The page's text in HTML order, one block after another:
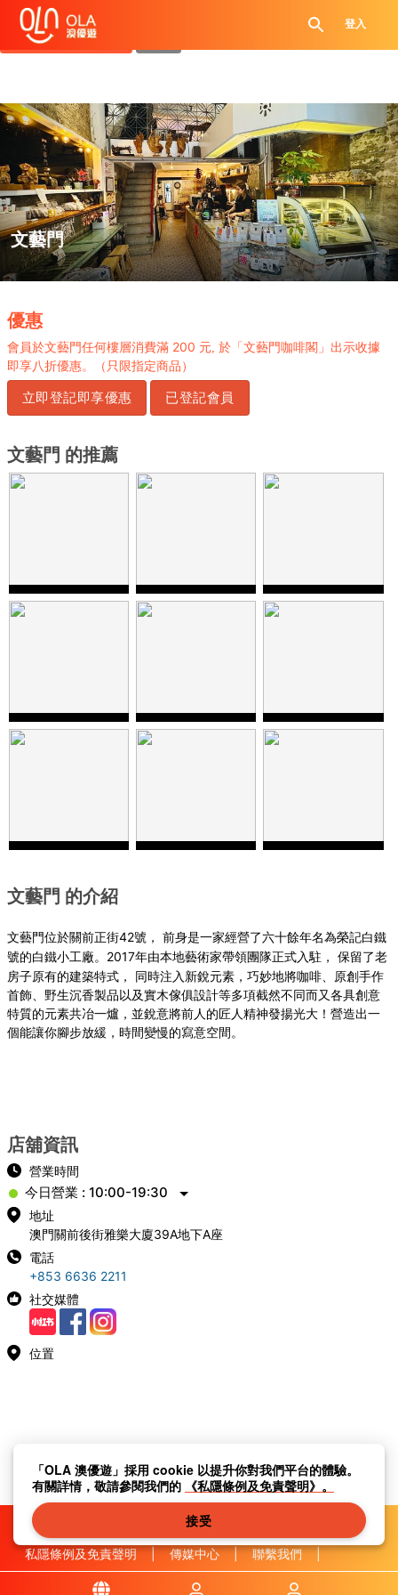
登入
領取每日優惠券
查看`我的優惠記錄`
文藝門
.
優惠
會員於文藝門任何樓層消費滿 200 元, 於「文藝門咖啡閣」出示收據
即享八折優惠。（只限指定商品）
立即登記即享優惠 已登記會員
文藝門 的推薦
文藝門 的介紹
文藝門位於關前正街42號，
前身是一家經營了六十餘年名為榮記白鐵
號的白鐵小工廠。 2017年由本地藝術家帶領團隊正式入駐，
保留了老
房子原有的建築特式，
同時注入新銳元素，巧妙地將咖啡、原創手作
首飾、野生沉香製品以及實木傢俱設計等多項截然不同而又各具創意
特質的元素共冶一爐，並銳意將前人的匠人精神發揚光大！營造出一
個能讓你腳步放緩，時間變慢的寫意空間。
店舖資訊
營業時間
今日營業 : 10:00-19:30
地址
澳門關前後街雅樂大廈39A地下A座
電話
+853 6636 2211
社交媒體
位置
私隱條例及免責聲明 | 傳媒中心 | 聯繫我們 |
|
「OLA 澳優遊」採用 cookie 以提升你對我們平台的體驗。
有關詳情，敬請參閱我們的 《私隱條例及免責聲明》。
接受